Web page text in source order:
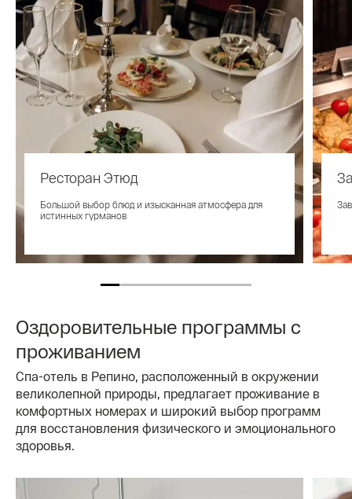
Ресторан Этюд
Большой выбор блюд и изысканная атмосфера для
истинных гурманов
Оздоровительные программы с
проживанием
Спа-отель в Репино, расположенный в окружении
великолепной природы, предлагает проживание в
комфортных номерах и широкий выбор программ
для восстановления физического и эмоционального
здоровья.